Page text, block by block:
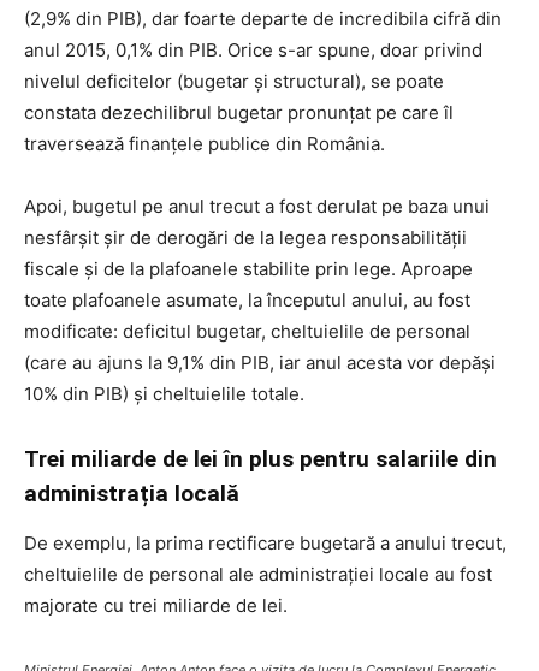
(2,9% din PIB), dar foarte departe de incredibila cifră din
anul 2015, 0,1% din PIB. Orice s-ar spune, doar privind
nivelul deficitelor (bugetar și structural), se poate
constata dezechilibrul bugetar pronunțat pe care îl
traversează finanțele publice din România.
Apoi, bugetul pe anul trecut a fost derulat pe baza unui
nesfârșit șir de derogări de la legea responsabilității
fiscale și de la plafoanele stabilite prin lege. Aproape
toate plafoanele asumate, la începutul anului, au fost
modificate: deficitul bugetar, cheltuielile de personal
(care au ajuns la 9,1% din PIB, iar anul acesta vor depăși
10% din PIB) și cheltuielile totale.
Trei miliarde de lei în plus pentru salariile din
administrația locală
De exemplu, la prima rectificare bugetară a anului trecut,
cheltuielile de personal ale administrației locale au fost
majorate cu trei miliarde de lei.